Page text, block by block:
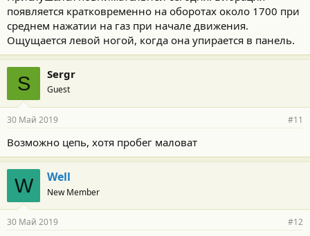
появляется кратковременно на оборотах около 1700 при
среднем нажатии на газ при начале движения.
Ощущается левой ногой, когда она упирается в панель.
S Sergr
Guest
30 Май 2019 #11
Возможно цепь, хотя пробег маловат
W Well
New Member
30 Май 2019 #12